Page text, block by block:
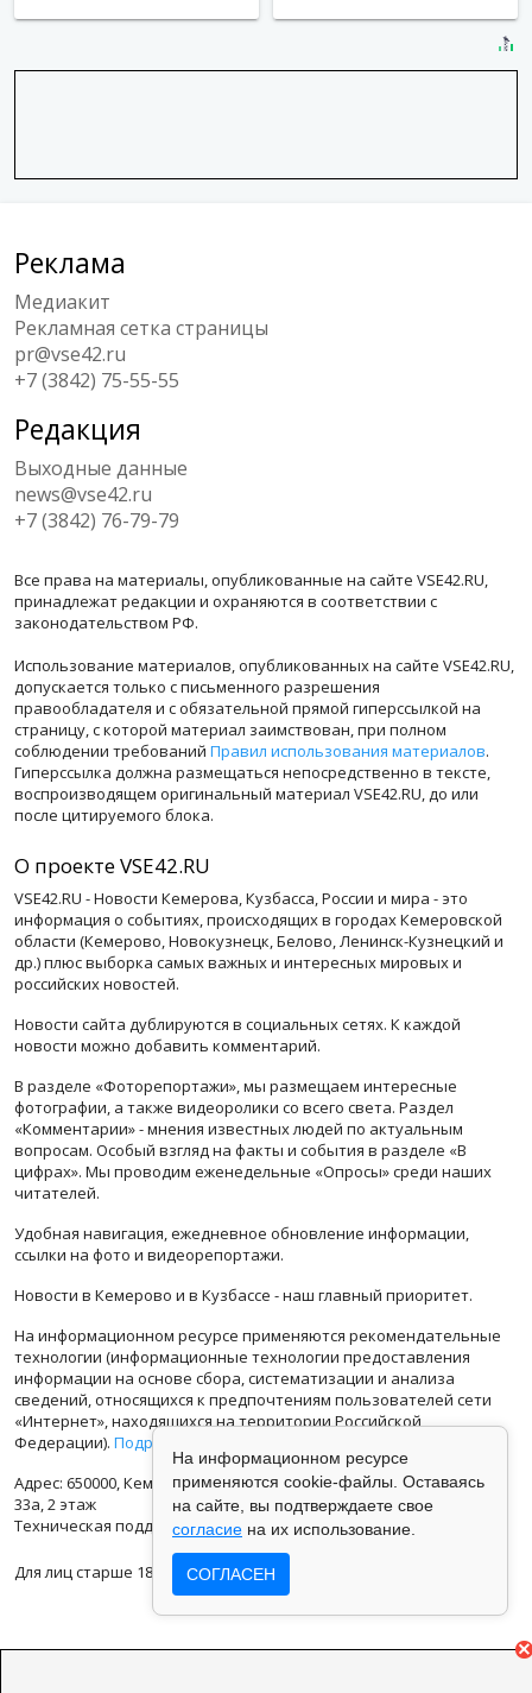
Реклама
Медиакит
Рекламная сетка страницы
pr@vse42.ru
+7 (3842) 75-55-55
Редакция
Выходные данные
news@vse42.ru
+7 (3842) 76-79-79
Все права на материалы, опубликованные на сайте VSE42.RU,
принадлежат редакции и охраняются в соответствии с
законодательством РФ.
Использование материалов, опубликованных на сайте VSE42.RU,
допускается только с письменного разрешения
правообладателя и с обязательной прямой гиперссылкой на
страницу, с которой материал заимствован, при полном
соблюдении требований Правил использования материалов.
Гиперссылка должна размещаться непосредственно в тексте,
воспроизводящем оригинальный материал VSE42.RU, до или
после цитируемого блока.
О проекте VSE42.RU
VSE42.RU - Новости Кемерова, Кузбасса, России и мира - это
информация о событиях, происходящих в городах Кемеровской
области (Кемерово, Новокузнецк, Белово, Ленинск-Кузнецкий и
др.) плюс выборка самых важных и интересных мировых и
российских новостей.
Новости сайта дублируются в социальных сетях. К каждой
новости можно добавить комментарий.
В разделе «Фоторепортажи», мы размещаем интересные
фотографии, а также видеоролики со всего света. Раздел
«Комментарии» - мнения известных людей по актуальным
вопросам. Особый взгляд на факты и события в разделе «В
цифрах». Мы проводим еженедельные «Опросы» среди наших
читателей.
Удобная навигация, ежедневное обновление информации,
ссылки на фото и видеорепортажи.
Новости в Кемерово и в Кузбассе - наш главный приоритет.
На информационном ресурсе применяются рекомендательные
технологии (информационные технологии предоставления
информации на основе сбора, систематизации и анализа
сведений, относящихся к предпочтениям пользователей сети
«Интернет», находящихся на территории Российской
Федерации). Подробная информация
Адрес: 650000, Кемеровская Область, г.Кемерово, ул.Кузбасская
33а, 2 этаж
Техническая поддержка: support@vse42.ru
Для лиц старше 18 лет.
На информационном ресурсе
применяются cookie-файлы. Оставаясь
на сайте, вы подтверждаете свое
согласие на их использование.
СОГЛАСЕН